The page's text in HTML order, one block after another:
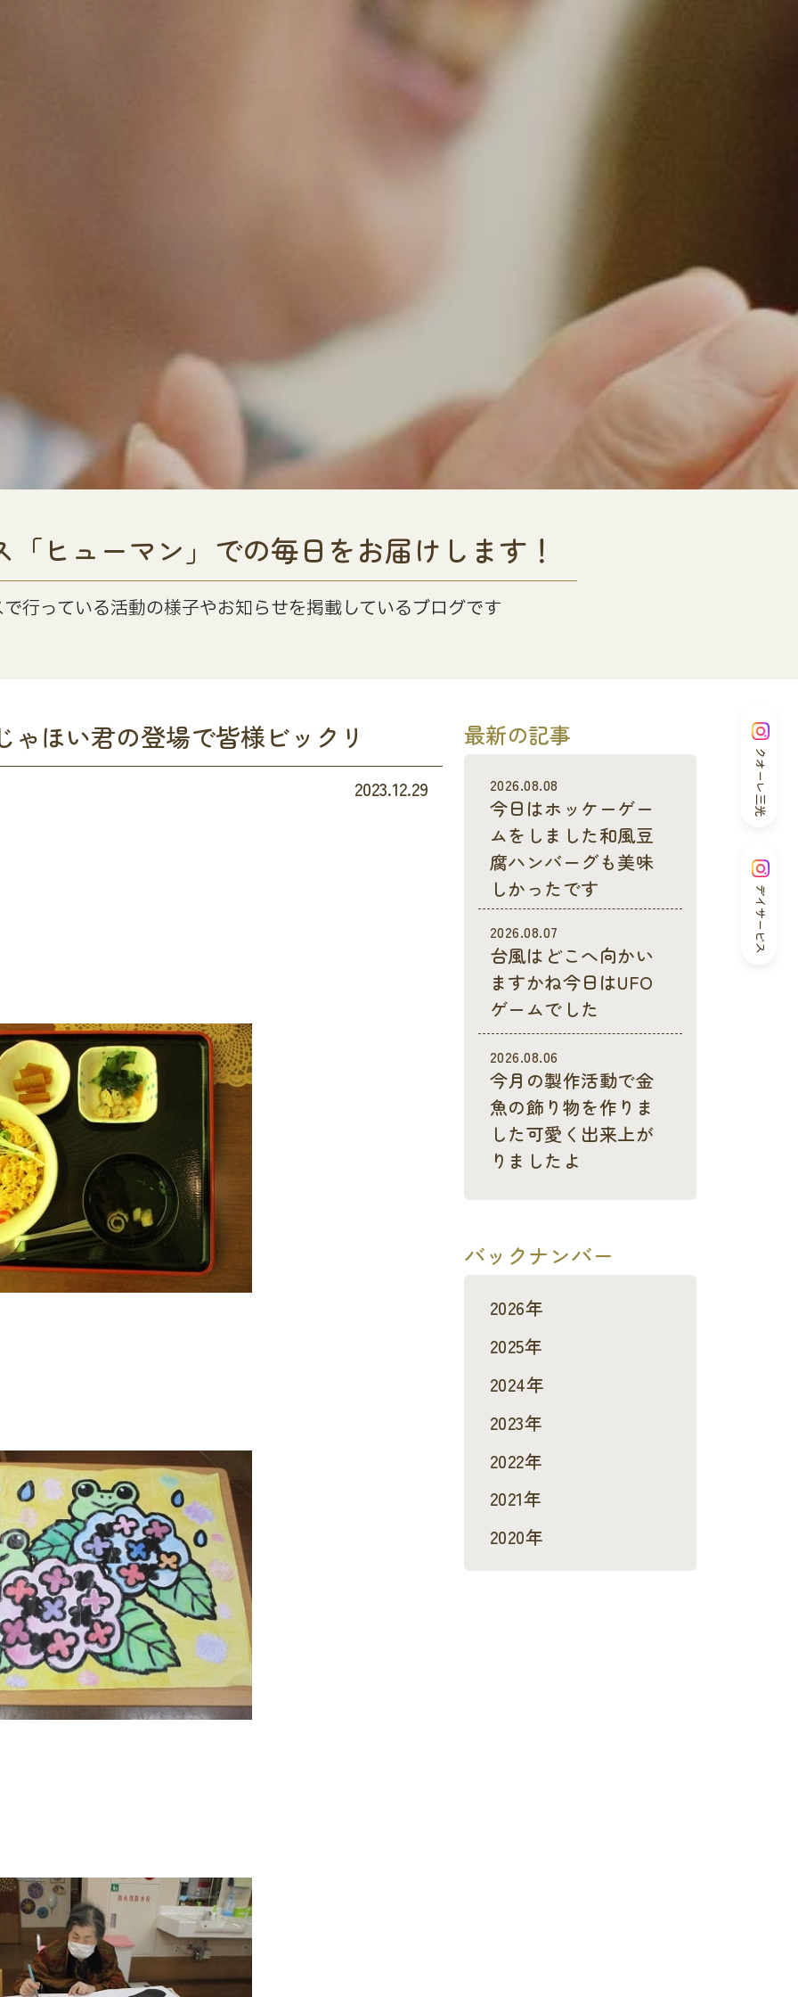
クオーレ三光
デイサービス
ヒューマン」での毎日をお届けします！
行っている活動の様子やお知らせを掲載しているブログです
ほい君の登場で皆様ビックリ
2023.12.29
最新の記事
2026.08.08
今日はホッケーゲー
ムをしました和風豆
腐ハンバーグも美味
しかったです
2026.08.07
台風はどこへ向かい
ますかね今日はUFO
ゲームでした
2026.08.06
今月の製作活動で金
魚の飾り物を作りま
した可愛く出来上が
りましたよ
バックナンバー
2026年
2025年
2024年
2023年
2022年
2021年
2020年